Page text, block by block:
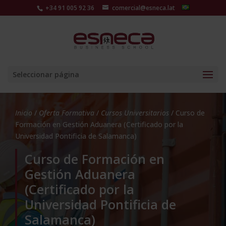
+34 91 005 92 36 comercial@esneca.lat
Seleccionar página
Inicio / Oferta Formativa / Cursos Universitarios / Curso de
Formación en Gestión Aduanera (Certificado por la
Universidad Pontificia de Salamanca)
Curso de Formación en
Gestión Aduanera
(Certificado por la
Universidad Pontificia de
Salamanca)